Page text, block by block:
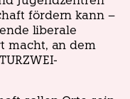
fördern kann –
liberale
macht, an dem